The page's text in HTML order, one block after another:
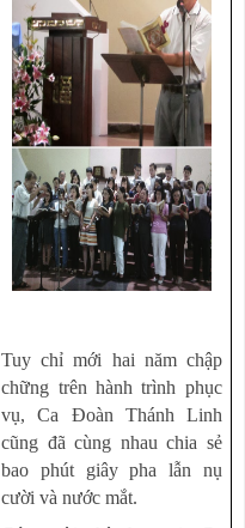
Tuy chỉ mới hai năm chập
chững trên hành trình phục
vụ, Ca Đoàn Thánh Linh
cũng đã cùng nhau chia sẻ
bao phút giây pha lẫn nụ
cười và nước mắt.